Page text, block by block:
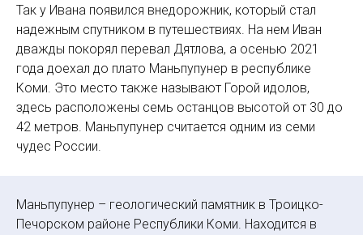
Так у Ивана появился внедорожник, который стал
надежным спутником в путешествиях. На нем Иван
дважды покорял перевал Дятлова, а осенью 2021
года доехал до плато Маньпупунер в республике
Коми. Это место также называют Горой идолов,
здесь расположены семь останцов высотой от 30 до
42 метров. Маньпупунер считается одним из семи
чудес России.
Маньпупунер – геологический памятник в Троицко-
Печорском районе Республики Коми. Находится в